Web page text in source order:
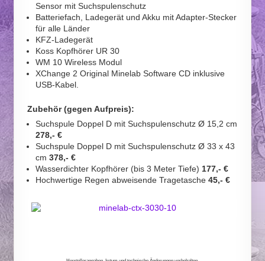
Sensor mit Suchspulenschutz
Batteriefach, Ladegerät und Akku mit Adapter-Stecker
für alle Länder
KFZ-Ladegerät
Koss Kopfhörer UR 30
WM 10 Wireless Modul
XChange 2 Original Minelab Software CD inklusive
USB-Kabel.
Zubehör (gegen Aufpreis):
Suchspule Doppel D mit Suchspulenschutz Ø 15,2 cm
278,- €
Suchspule Doppel D mit Suchspulenschutz Ø 33 x 43
cm378,- €
Wasserdichter Kopfhörer (bis 3 Meter Tiefe) 177,- €
Hochwertige Regen abweisende Tragetasche 45,- €